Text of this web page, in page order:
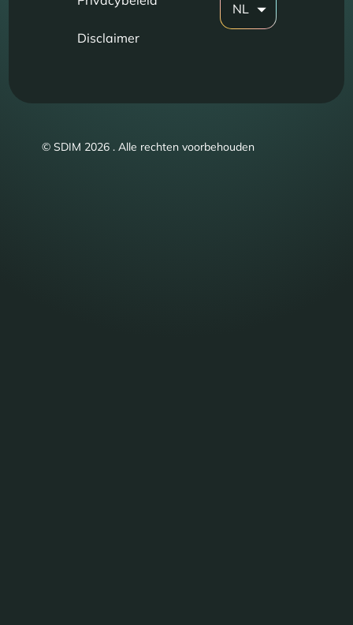
Disclaimer
NL
© SDIM 2026 . Alle rechten voorbehouden